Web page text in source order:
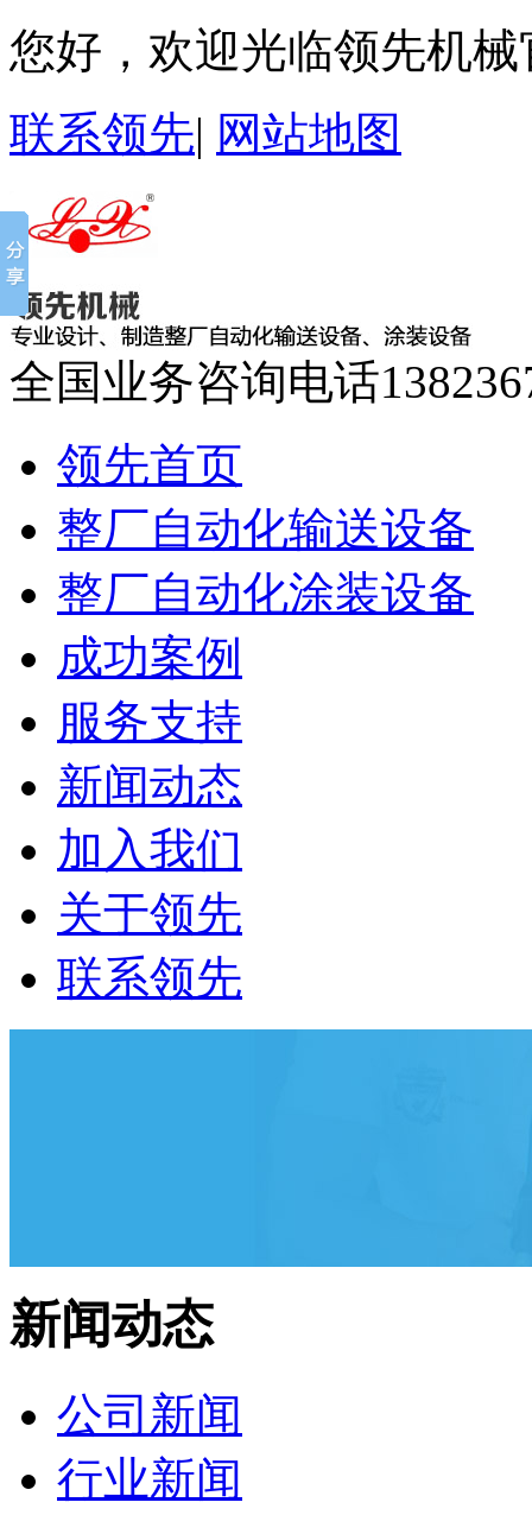
您好，欢迎光临领先机械
联系领先| 网站地图
全国业务咨询电话
领先首页
整厂自动化输送设备
整厂自动化涂装设备
成功案例
服务支持
新闻动态
加入我们
关于领先
联系领先
新闻动态
公司新闻
行业新闻